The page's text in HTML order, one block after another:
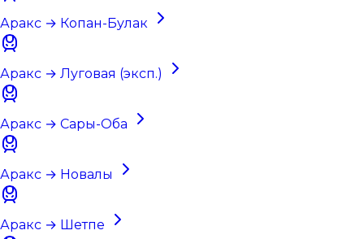
Аракс → Копан-Булак
Аракс → Луговая (эксп.)
Аракс → Сары-Оба
Аракс → Новалы
Аракс → Шетпе